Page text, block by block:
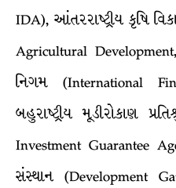
IDA), આંતરરાષ્ટ્રીય કૃષિ
Agricultural
નિગમ (International
બહુરાષ્ટ્રીય મૂડીરોકાણ
Investment Guarantee
સંસ્થાન (Development